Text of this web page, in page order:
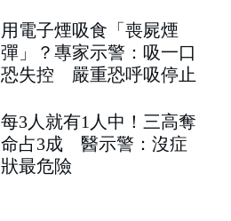
用電子煙吸食「喪屍煙
彈」？專家示警：吸一口
恐失控 嚴重恐呼吸停止
每3人就有1人中！三高奪
命占3成 醫示警：沒症
狀最危險